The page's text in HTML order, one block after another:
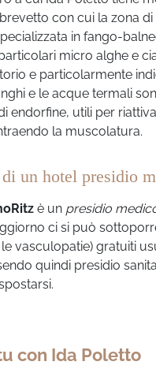
con cui la zona
in fango-
micro alghe e
e particolarmente
e le acque termali
endorfine, utili per
la muscolatura.
un hotel presidio
è un presidio
ci si può
vasculopatie) gratuiti
quindi presidio
con Ida Poletto